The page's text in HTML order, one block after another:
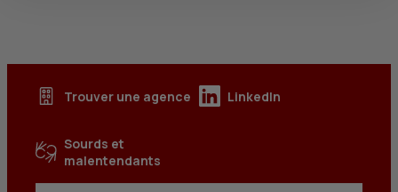
Trouver une agence LinkedIn
Sourds et
malentendants